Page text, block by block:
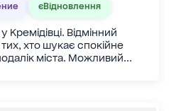
єВідновлення
Кремідівці. Відмінний
тих, хто шукає спокійне
міста. Можливий...